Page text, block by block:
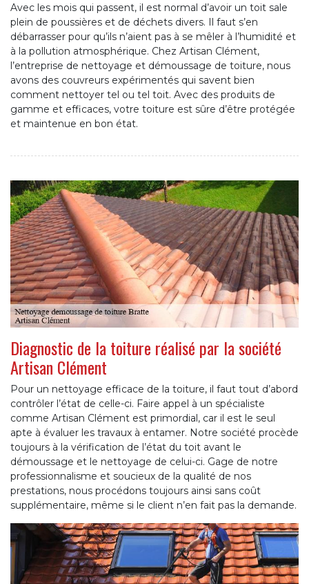
Avec les mois qui passent, il est normal d’avoir un toit sale
plein de poussières et de déchets divers. Il faut s’en
débarrasser pour qu’ils n’aient pas à se mêler à l’humidité et
à la pollution atmosphérique. Chez Artisan Clément,
l’entreprise de nettoyage et démoussage de toiture, nous
avons des couvreurs expérimentés qui savent bien
comment nettoyer tel ou tel toit. Avec des produits de
gamme et efficaces, votre toiture est sûre d’être protégée
et maintenue en bon état.
Diagnostic de la toiture réalisé par la société
Artisan Clément
Pour un nettoyage efficace de la toiture, il faut tout d’abord
contrôler l’état de celle-ci. Faire appel à un spécialiste
comme Artisan Clément est primordial, car il est le seul
apte à évaluer les travaux à entamer. Notre société procède
toujours à la vérification de l’état du toit avant le
démoussage et le nettoyage de celui-ci. Gage de notre
professionnalisme et soucieux de la qualité de nos
prestations, nous procédons toujours ainsi sans coût
supplémentaire, même si le client n’en fait pas la demande.